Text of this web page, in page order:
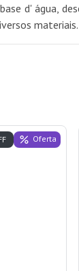
d' água,
materiais.
Oferta